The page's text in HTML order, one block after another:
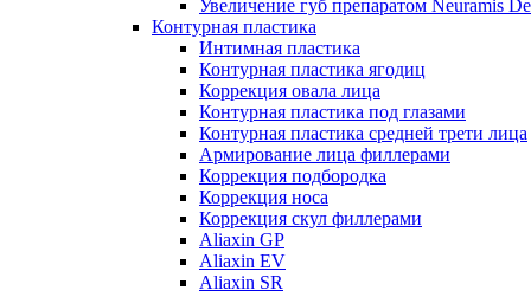
Увеличение губ препаратом Neuramis
Контурная пластика
Интимная пластика
Контурная пластика ягодиц
Коррекция овала лица
Контурная пластика под глазами
Контурная пластика средней трети лица
Армирование лица филлерами
Коррекция подбородка
Коррекция носа
Коррекция скул филлерами
Aliaxin GP
Aliaxin EV
Aliaxin SR